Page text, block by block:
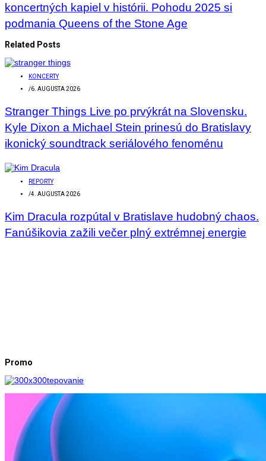
koncertných kapiel v histórii. Pohodu 2025 si
podmania Queens of the Stone Age
Related Posts
KONCERTY
/6. AUGUSTA 2026
Stranger Things Live po prvýkrát na Slovensku.
Kyle Dixon a Michael Stein prinesú do Bratislavy
ikonický soundtrack seriálového fenoménu
REPORTY
/4. AUGUSTA 2026
Kim Dracula rozpútal v Bratislave hudobný chaos.
Fanúšikovia zažili večer plný extrémnej energie
Promo